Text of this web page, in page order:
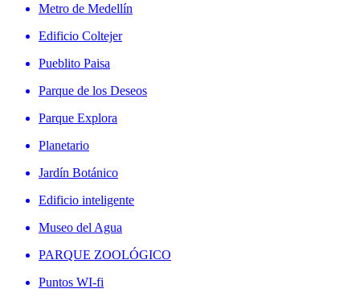
Metro de Medellín
Edificio Coltejer
Pueblito Paisa
Parque de los Deseos
Parque Explora
Planetario
Jardín Botánico
Edificio inteligente
Museo del Agua
PARQUE ZOOLÓGICO
Puntos WI-fi